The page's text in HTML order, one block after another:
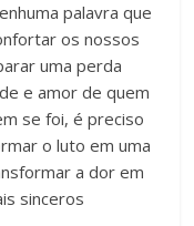
palavra que
os nossos
uma perda
e amor de quem
se foi, é preciso
o luto em uma
a dor em
sinceros